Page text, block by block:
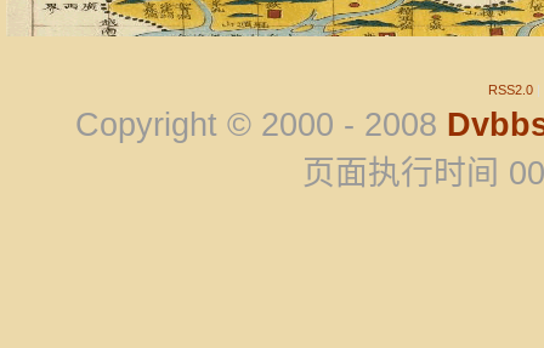
RSS2.0 |
Copyright © 2000 - 2008
页面执行时间